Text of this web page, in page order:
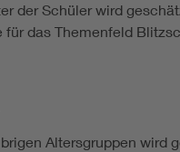
der Schüler wird
für das Themenfeld
Altersgruppen wird